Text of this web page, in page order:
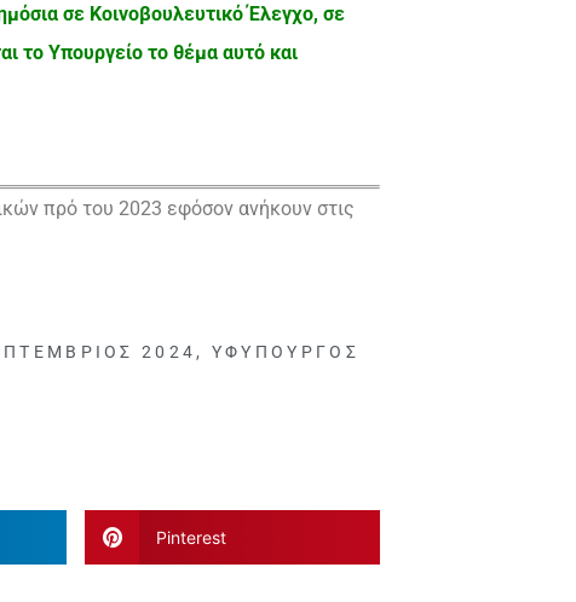
σε Κοινοβουλευτικό Έλεγχο, σε
το Υπουργείο το θέμα αυτό και
πρό του 2023 εφόσον ανήκουν στις
2024, ΥΦΥΠΟΥΡΓΌΣ
Pinterest